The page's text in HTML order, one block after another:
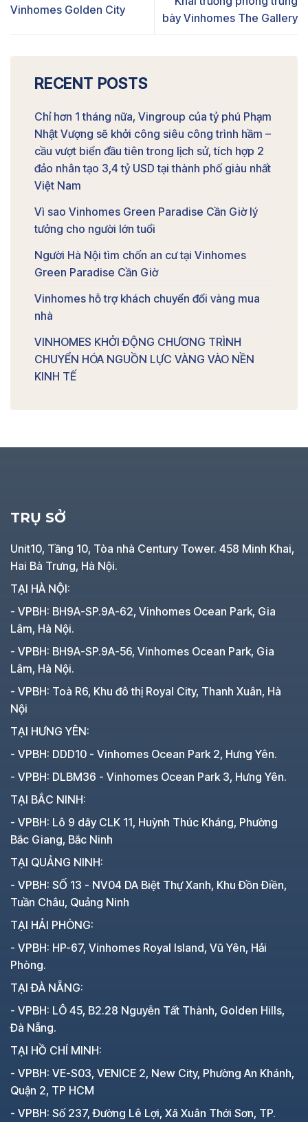
Vinhomes Golden City
bày Vinhomes The Gallery
RECENT POSTS
Chỉ hơn 1 tháng nữa, Vingroup của tỷ phú Phạm
Nhật Vượng sẽ khởi công siêu công trình hầm –
cầu vượt biển đầu tiên trong lịch sử, tích hợp 2
đảo nhân tạo 3,4 tỷ USD tại thành phố giàu nhất
Việt Nam
Vì sao Vinhomes Green Paradise Cần Giờ lý
tưởng cho người lớn tuổi
Người Hà Nội tìm chốn an cư tại Vinhomes
Green Paradise Cần Giờ
Vinhomes hỗ trợ khách chuyển đổi vàng mua
nhà
VINHOMES KHỞI ĐỘNG CHƯƠNG TRÌNH
CHUYỂN HÓA NGUỒN LỰC VÀNG VÀO NỀN
KINH TẾ
TRỤ SỞ
Unit10, Tầng 10, Tòa nhà Century Tower. 458 Minh Khai,
Hai Bà Trưng, Hà Nội.
TẠI HÀ NỘI:
- VPBH: BH9A-SP.9A-62, Vinhomes Ocean Park, Gia
Lâm, Hà Nội.
- VPBH: BH9A-SP.9A-56, Vinhomes Ocean Park, Gia
Lâm, Hà Nội.
- VPBH: Toà R6, Khu đô thị Royal City, Thanh Xuân, Hà
Nội
TẠI HƯNG YÊN:
- VPBH: DDD10 - Vinhomes Ocean Park 2, Hưng Yên.
- VPBH: DLBM36 - Vinhomes Ocean Park 3, Hưng Yên.
TẠI BẮC NINH:
- VPBH: Lô 9 dãy CLK 11, Huỳnh Thúc Kháng, Phường
Bắc Giang, Bắc Ninh
TẠI QUẢNG NINH:
- VPBH: SỐ 13 - NV04 DA Biệt Thự Xanh, Khu Đồn Điền,
Tuần Châu, Quảng Ninh
TẠI HẢI PHÒNG:
- VPBH: HP-67, Vinhomes Royal Island, Vũ Yên, Hải
Phòng.
TẠI ĐÀ NẴNG:
- VPBH: LÔ 45, B2.28 Nguyễn Tất Thành, Golden Hills,
Đà Nẵng.
TẠI HỒ CHÍ MINH:
- VPBH: VE-S03, VENICE 2, New City, Phường An Khánh,
Quận 2, TP HCM
- VPBH: Số 237, Đường Lê Lợi, Xã Xuân Thới Sơn, TP.